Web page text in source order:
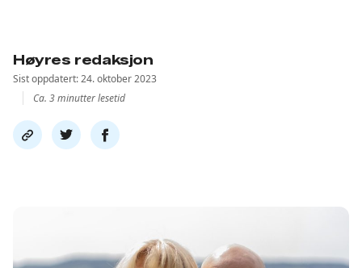
Høyres redaksjon
Sist oppdatert: 24. oktober 2023
Ca. 3 minutter lesetid
Del
link
Del
på
Del
på